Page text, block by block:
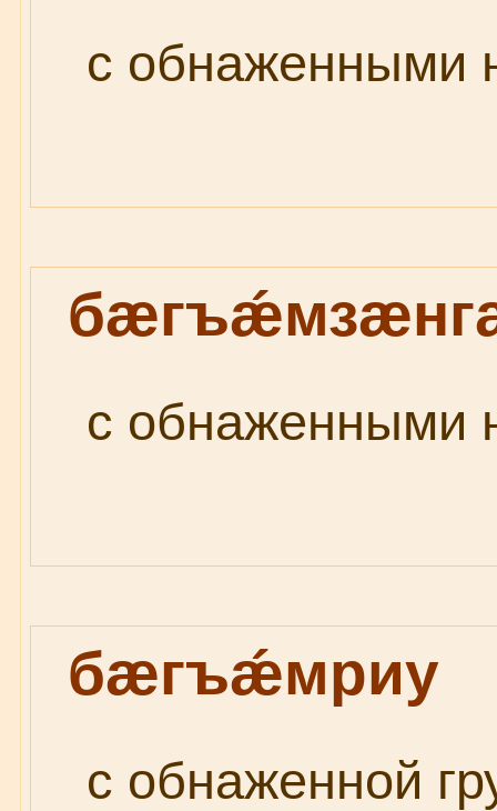
с обнаженными
с обнаженными
бæгъǽмриу
с обнаженной